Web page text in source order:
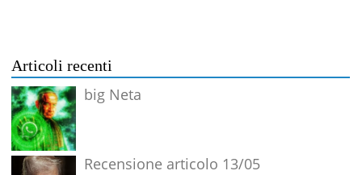
Articoli recenti
big Neta
Recensione articolo 13/05